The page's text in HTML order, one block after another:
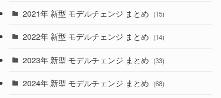
(10)
(9)
(22)
(4)
2021年 新型 モデルチェンジ まとめ (15)
2022年 新型 モデルチェンジ まとめ (14)
2023年 新型 モデルチェンジ まとめ (33)
2024年 新型 モデルチェンジ まとめ (68)